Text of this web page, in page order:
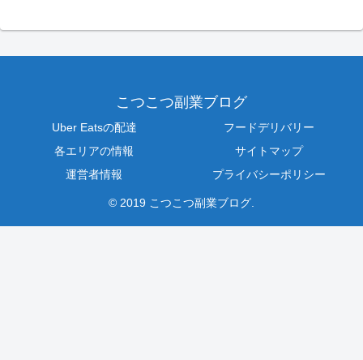
こつこつ副業ブログ
Uber Eatsの配達
フードデリバリー
各エリアの情報
サイトマップ
運営者情報
プライバシーポリシー
© 2019 こつこつ副業ブログ.